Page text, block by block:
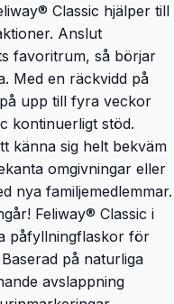
Classic hjälper till
Anslut
favoritrum, så börjar
Med en räckvidd på
upp till fyra veckor
kontinuerligt stöd.
känna sig helt bekväm
omgivningar eller
nya familjemedlemmar.
Feliway® Classic i
påfyllningflaskor för
på naturliga
avslappning